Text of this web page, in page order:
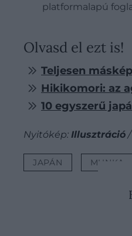
platformalapú
Olvasd el ezt is!
Teljesen
Hikikomori: az
10 egyszerű
Nyitókép: Illusztráció
JAPÁN MUNKA